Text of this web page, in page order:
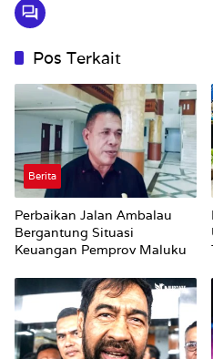
Pos Terkait
Berita
Perbaikan Jalan Ambalau
Bergantung Situasi
Keuangan Pemprov Maluku